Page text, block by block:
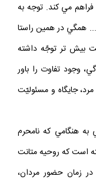
مي كند. توجه به
همگي در همين راستا
بيش تر توجّه داشته
وجود تفاوت را باور
جايگاه و مسئوليّت
به هنگامي كه نامحرم
است كه روحيه متانت
زمان حضور مردان،